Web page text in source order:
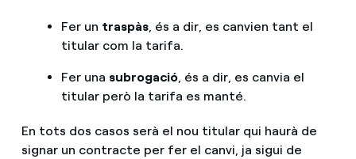
Estafes telefòniques
Fer un traspàs, és a dir, es canvien tant el
titular com la tarifa.
Fer una subrogació, és a dir, es canvia el
titular però la tarifa es manté.
En tots dos casos serà el nou titular qui haurà de
signar un contracte per fer el canvi, ja sigui de